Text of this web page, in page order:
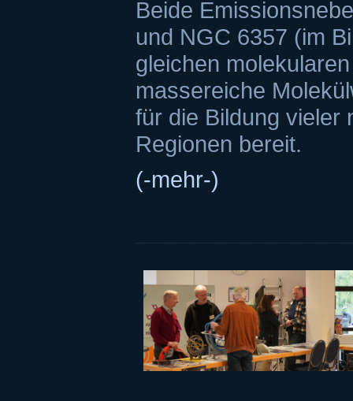
Beide
und NGC 6357 (im
gleichen
massereiche
für die Bildung vieler
Regionen bereit.
(-mehr-)